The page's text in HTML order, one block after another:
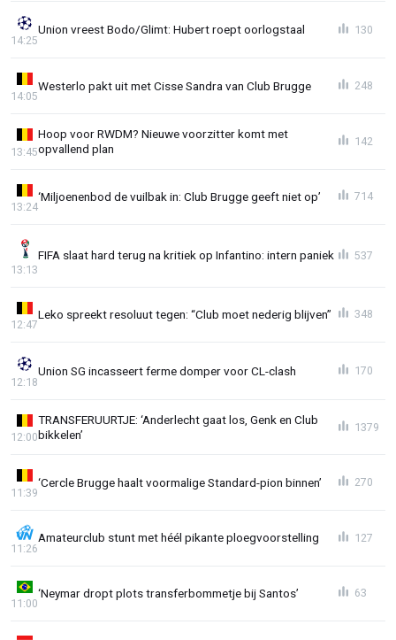
Union vreest Bodo/Glimt: Hubert roept oorlogstaal
14:25
130
Westerlo pakt uit met Cisse Sandra van Club Brugge
14:05
248
Hoop voor RWDM? Nieuwe voorzitter komt met
opvallend plan
13:45
142
‘Miljoenenbod de vuilbak in: Club Brugge geeft niet op’
13:24
714
FIFA slaat hard terug na kritiek op Infantino: intern paniek
13:13
537
Leko spreekt resoluut tegen: “Club moet nederig blijven”
12:47
348
Union SG incasseert ferme domper voor CL-clash
12:18
170
TRANSFERUURTJE: ‘Anderlecht gaat los, Genk en Club
bikkelen’
12:00
1379
‘Cercle Brugge haalt voormalige Standard-pion binnen’
11:39
270
Amateurclub stunt met héél pikante ploegvoorstelling
11:26
127
‘Neymar dropt plots transferbommetje bij Santos’
11:00
63